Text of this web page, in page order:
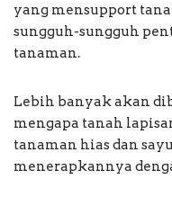
yang mensupport
sungguh-sungguh
tanaman.
Lebih banyak akan
mengapa tanah
tanaman hias dan
menerapkannya